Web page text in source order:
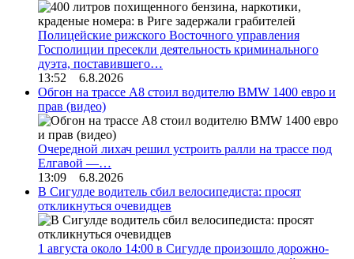
Полицейские рижского Восточного управления
Госполиции пресекли деятельность криминального
дуэта, поставившего…
13:52 6.8.2026
Обгон на трассе А8 стоил водителю BMW 1400 евро и
прав (видео)
Очередной лихач решил устроить ралли на трассе под
Елгавой —…
13:09 6.8.2026
В Сигулде водитель сбил велосипедиста: просят
откликнуться очевидцев
1 августа около 14:00 в Сигулде произошло дорожно-